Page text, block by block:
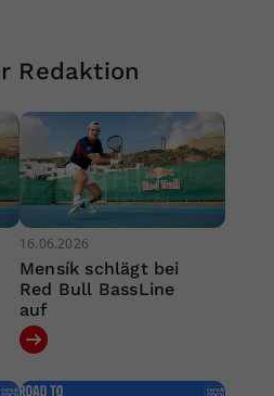
Redaktion
16.06.2026
Mensík schlägt bei
Red Bull BassLine
auf